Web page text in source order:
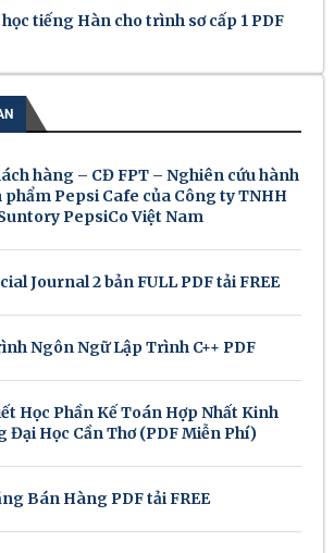
tiếng Hàn cho trình sơ cấp 1 PDF
hàng – CĐ FPT – Nghiên cứu hành
Pepsi Cafe của Công ty TNHH
PepsiCo Việt Nam
Journal 2 bản FULL PDF tải FREE
Ngôn Ngữ Lập Trình C++ PDF
Học Phần Kế Toán Hợp Nhất Kinh
Đại Học Cần Thơ (PDF Miễn Phí)
Bán Hàng PDF tải FREE